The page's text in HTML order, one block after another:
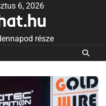
6, 2026
része